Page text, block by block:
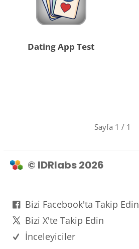
Dating App Test
Sayfa 1 / 1
© IDRlabs 2026
Bizi Facebook'ta Takip Edin
Bizi X'te Takip Edin
İnceleyiciler